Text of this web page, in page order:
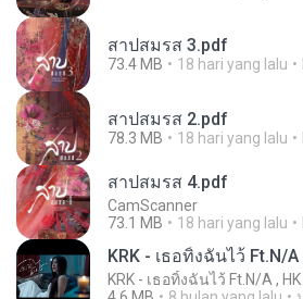
สาปสมรส 3.pdf
73.4 MB 18 hari yang lalu
สาปสมรส 2.pdf
78.3 MB 18 hari yang lalu
สาปสมรส 4.pdf
CamScanner
73.1 MB
18 hari yang lalu
KRK - เธอทิ้งฉันไว้ Ft.N/
KRK - เธอทิ้งฉันไว้ Ft.N/A ,